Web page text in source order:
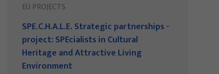
EU PROJECTS
SPE.C.H.A.L.E. Strategic partnerships -
project: SPEcialists in Cultural
Heritage and Attractive Living
Environment